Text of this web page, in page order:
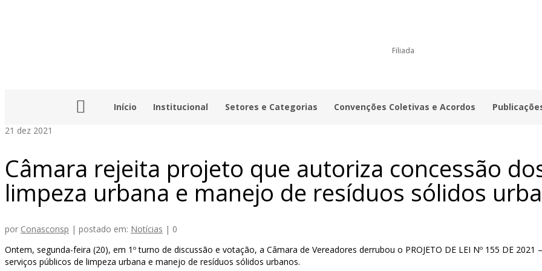
Filiada
Início Institucional Setores e Categorias Convenções Coletivas e Acordos
21 dez 2021
Câmara rejeita projeto que autoriza concessão
limpeza urbana e manejo de resíduos sólidos
por Conasconsp | postado em: Notícias | 0
Ontem, segunda-feira (20), em 1º turno de discussão e votação, a Câmara de Vereadores derrubou o PROJETO DE LEI Nº 155 DE
serviços públicos de limpeza urbana e manejo de resíduos sólidos urbanos.